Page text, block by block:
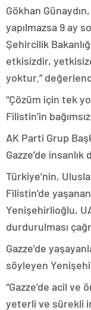
Gökhan
yapılmazsa 9 ay
Şehircilik
etkisizdir,
yoktur.”
“Çözüm için tek
Filistin’in
AK Parti Grup
Gazze’de insanlık
Türkiye’nin,
Filistin’de
Yenişehirlioğlu,
durdurulması
Gazze’de
söyleyen
“Gazze’de acil
yeterli ve sürekli